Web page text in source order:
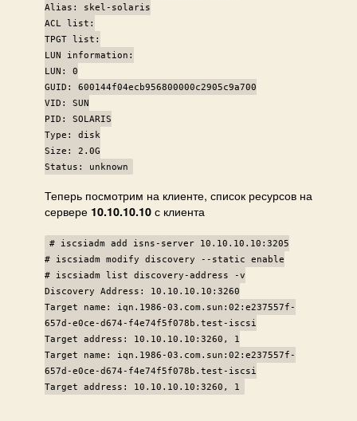
Alias: skel-solaris
ACL list:
TPGT list:
LUN information:
LUN: 0
GUID: 600144f04ecb956800000c2905c9a700
VID: SUN
PID: SOLARIS
Type: disk
Size: 2.0G
Status: unknown
Теперь посмотрим на клиенте, список ресурсов на
сервере 10.10.10.10 с клиента
# iscsiadm add isns-server 10.10.10.10:3205
# iscsiadm modify discovery --static enable
# iscsiadm list discovery-address -v
Discovery Address: 10.10.10.10:3260
Target name: iqn.1986-03.com.sun:02:e237557f-
657d-e0ce-d674-f4e74f5f078b.test-iscsi
Target address: 10.10.10.10:3260, 1
Target name: iqn.1986-03.com.sun:02:e237557f-
657d-e0ce-d674-f4e74f5f078b.test-iscsi
Target address: 10.10.10.10:3260, 1